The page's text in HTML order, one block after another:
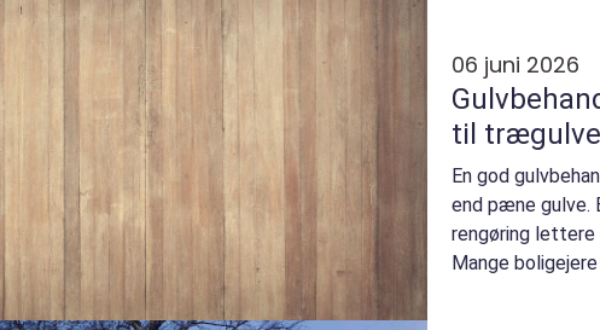
06 juni 2026
til trægulve
En god
end pæne gulve.
rengøring lettere
Mange